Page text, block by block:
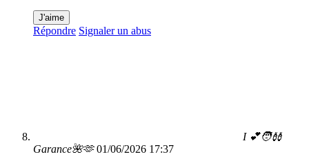
J'aime
Répondre Signaler un abus
I 💕🧑‍🩰
Garance🌺🫶 01/06/2026 17:37